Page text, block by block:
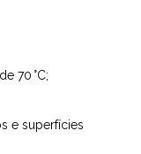
70 °C;
e superfícies